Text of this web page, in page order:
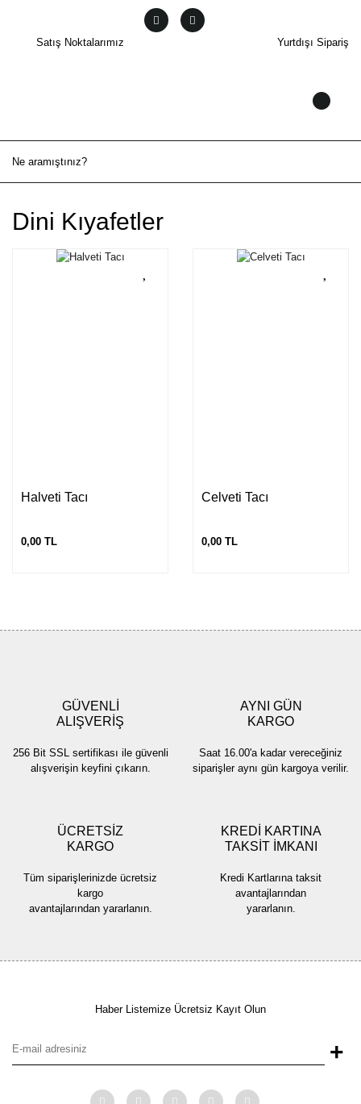
Satış Noktalarımız Yurtdışı Sipariş
Dini Kıyafetler
Halveti Tacı
0,00 TL
Celveti Tacı
0,00 TL
GÜVENLİ
ALIŞVERİŞ
256 Bit SSL sertifikası ile güvenli
alışverişin keyfini çıkarın.
AYNI GÜN
KARGO
Saat 16.00'a kadar vereceğiniz
siparişler aynı gün kargoya verilir.
ÜCRETSİZ
KARGO
Tüm siparişlerinizde ücretsiz
kargo
avantajlarından yararlanın.
KREDİ KARTINA
TAKSİT İMKANI
Kredi Kartlarına taksit
avantajlarından
yararlanın.
Haber Listemize Ücretsiz Kayıt Olun
+